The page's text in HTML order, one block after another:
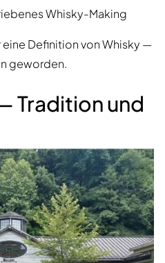
Whisky-Making
eine Definition von Whisky —
geworden.
Tradition und